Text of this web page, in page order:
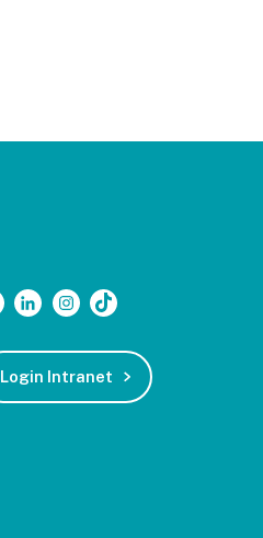
Login Intranet